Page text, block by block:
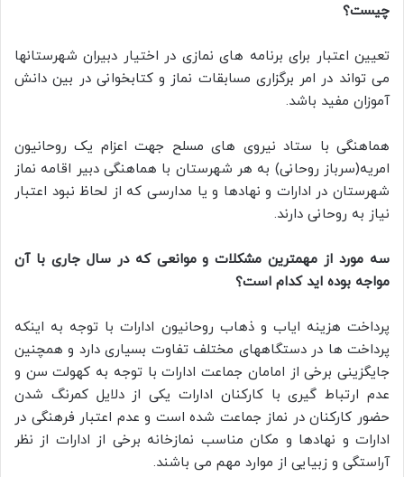
چیست؟
تعیین اعتبار برای برنامه های نمازی در اختیار دبیران شهرستانها
می تواند در امر برگزاری مسابقات نماز و کتابخوانی در بین دانش
آموزان مفید باشد.
هماهنگی با ستاد نیروی های مسلح جهت اعزام یک روحانیون
امریه(سرباز روحانی) به هر شهرستان با هماهنگی دبیر اقامه نماز
شهرستان در ادارات و نهادها و یا مدارسی که از لحاظ نبود اعتبار
نیاز به روحانی دارند.
سه مورد از مهمترین مشکلات و موانعی که در سال جاری با آن
مواجه بوده اید کدام است؟
پرداخت هزینه ایاب و ذهاب روحانیون ادارات با توجه به اینکه
پرداخت ها در دستگاههای مختلف تفاوت بسیاری دارد و همچنين
جایگزینی برخی از امامان جماعت ادارات با توجه به کهولت سن و
عدم ارتباط گیری با کارکنان ادارات یکی از دلایل کمرنگ شدن
حضور کارکنان در نماز جماعت شده است و عدم اعتبار فرهنگی در
ادارات و نهادها و مکان مناسب نمازخانه برخی از ادارات از نظر
آراستگی و زبیایی از موارد مهم می باشند.